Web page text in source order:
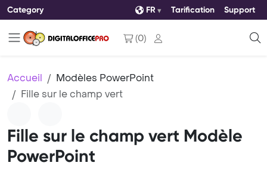
Category FR Tarification Support
(0)
Accueil
Modèles PowerPoint
Fille sur le champ vert
Fille sur le champ vert Modèle
PowerPoint